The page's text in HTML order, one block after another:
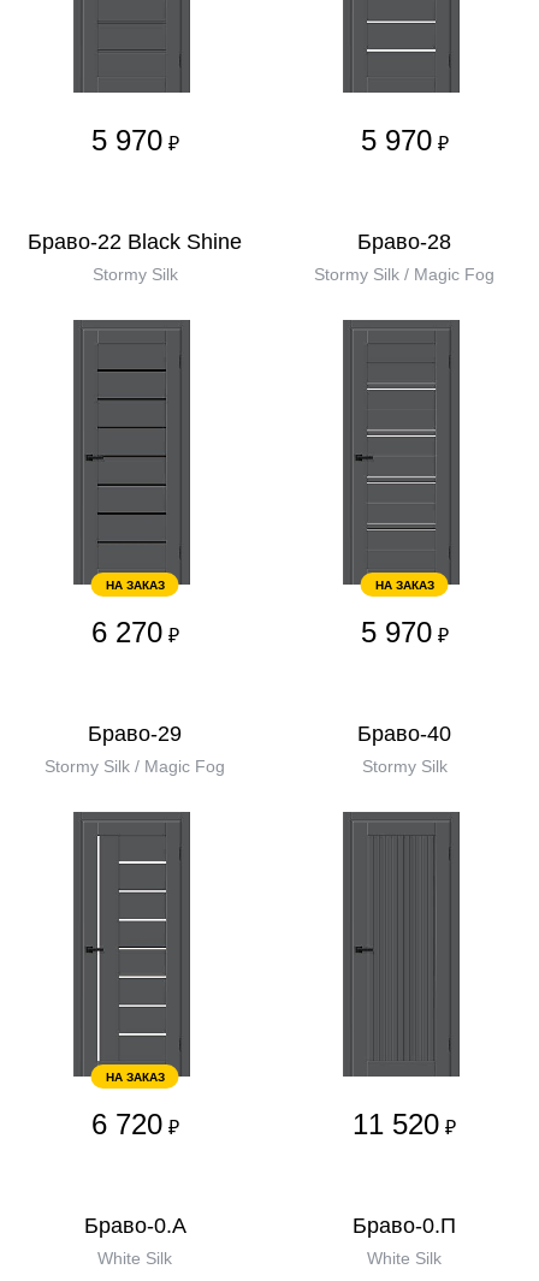
5 970 ₽ 5 970 ₽
Браво-22 Black Shine
Stormy Silk
НА ЗАКАЗ
6 270 ₽
Браво-28
Stormy Silk / Magic Fog
НА ЗАКАЗ
5 970 ₽
Браво-29
Stormy Silk / Magic Fog
НА ЗАКАЗ
6 720 ₽
Браво-40
Stormy Silk
11 520 ₽
Браво-0.А
White Silk
Браво-0.П
White Silk